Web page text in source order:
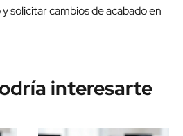
solicitar cambios de acabado en
interesarte